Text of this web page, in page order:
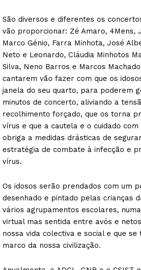
São diversos e diferentes os
vão proporcionar: Zé Amaro, 4Mens,
Marco Génio, Farra Minhota, José
Neto e Leonardo, Cláudia Minhotos
Silva, Neno Barros e Marcos
cantarem vão fazer com que os
janela do seu quarto, para poderem
minutos de concerto, aliviando a
recolhimento forçado, que os torna
vírus e que a cautela e o cuidado com
obriga a medidas drásticas de
estratégia de combate à infecção e
vírus.
Os idosos serão prendados com um
desenhado e pintado pelas crianças
vários agrupamentos escolares,
virtual mas sentida entre avós e
nossa vida colectiva e social e que se
marco da nossa civilização.